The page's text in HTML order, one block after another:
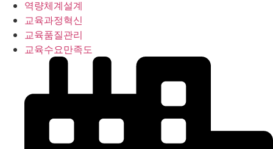
역량체계설계
교육과정혁신
교육품질관리
교육수요만족도